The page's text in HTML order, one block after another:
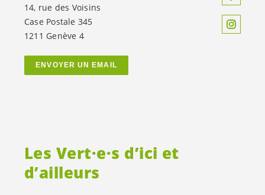
Les Vert·e·s d’ici et
d’ailleurs
14, rue des Voisins
Case Postale 345
1211 Genève 4
ENVOYER UN EMAIL